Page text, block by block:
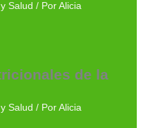
Salud / Por Alicia
de la
Salud / Por Alicia